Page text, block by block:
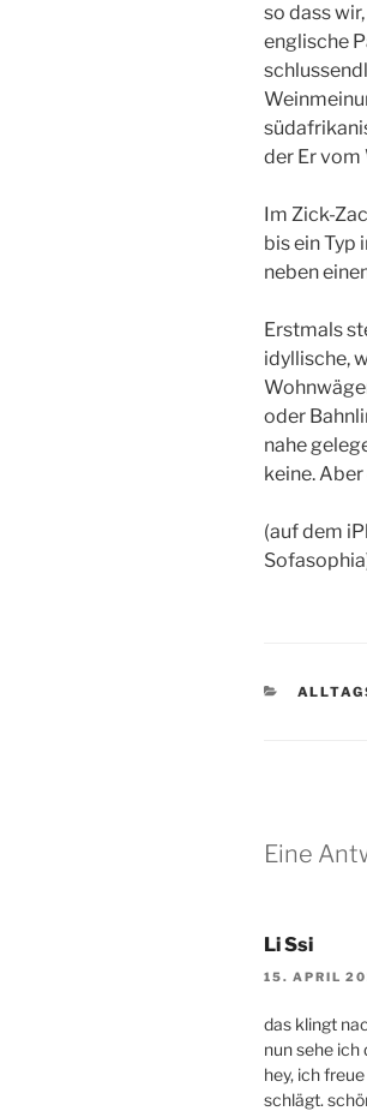
so dass
englische
der Er vom
Im Zick-
bis ein Typ
neben
Erstmals
idyllische,
oder
nahe
keine.
(auf dem
Eine
Li Ssi
15. APRIL
das klingt
nun sehe
hey, ich
schlägt.